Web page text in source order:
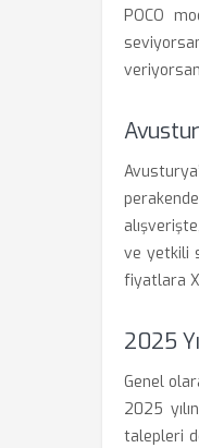
POCO
ve yetkili
fiyatlara
2025
Genel
2025
talepleri